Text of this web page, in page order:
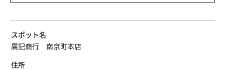
スポット名
廣記商行 南京町本店
住所